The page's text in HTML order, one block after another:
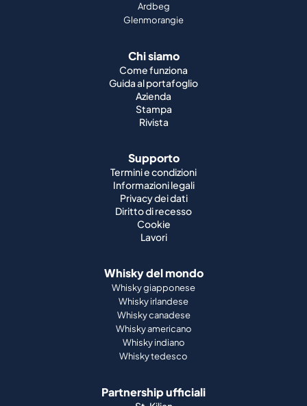
Ardbeg
Glenmorangie
Chi siamo
Come funziona
Guida al portafoglio
Azienda
Stampa
Rivista
Supporto
Termini e condizioni
Informazioni legali
Privacy dei dati
Diritto di recesso
Cookie
Lavori
Whisky del mondo
Whisky giapponese
Whisky irlandese
Whisky canadese
Whisky americano
Whisky indiano
Whisky tedesco
Partnership ufficiali